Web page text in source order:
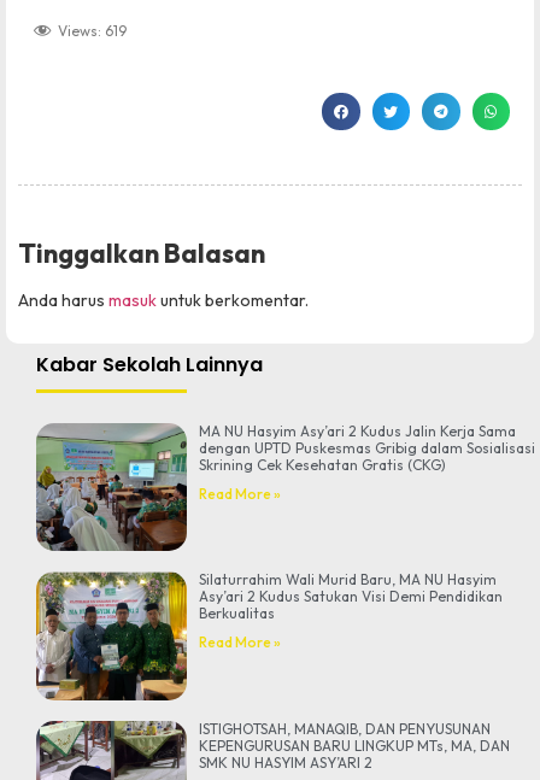
Views: 619
Tinggalkan Balasan
Anda harus masukuntuk berkomentar.
Kabar Sekolah Lainnya
MA NU Hasyim Asy’ari 2 Kudus Jalin Kerja Sama
dengan UPTD Puskesmas Gribig dalam Sosialisasi
Skrining Cek Kesehatan Gratis (CKG)
Read More »
Silaturrahim Wali Murid Baru, MA NU Hasyim
Asy’ari 2 Kudus Satukan Visi Demi Pendidikan
Berkualitas
Read More »
ISTIGHOTSAH, MANAQIB, DAN PENYUSUNAN
KEPENGURUSAN BARU LINGKUP MTs, MA, DAN
SMK NU HASYIM ASY’ARI 2